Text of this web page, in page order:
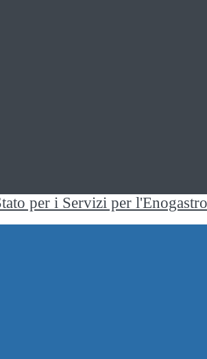
per i Servizi per